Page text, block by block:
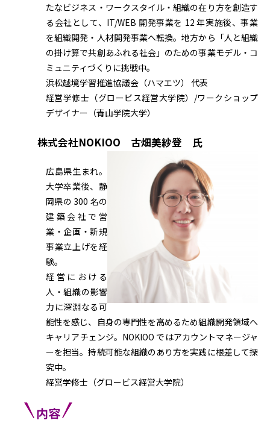
たなビジネス・ワークスタイル・組織の在り方を創造す
る会社として、IT/WEB 開発事業を 12 年実施後、事業
を組織開発・人材開発事業へ転換。地方から「人と組織
の掛け算で共創あふれる社会」のための事業モデル・コ
ミュニティづくりに挑戦中。
浜松越境学習推進協議会（ハマエツ） 代表
経営学修士（グロービス経営大学院）/ワークショップ
デザイナー（青山学院大学）
株式会社NOKIOO 古畑美紗登 氏
広島県生まれ。
大学卒業後、静
岡県の 300 名の
建築会社で営
業・企画・新規
事業立上げを経
験。
経営における
人・組織の影響
力に深淵なる可
能性を感じ、自身の専門性を高めるため組織開発領域へ
キャリアチェンジ。NOKIOO ではアカウントマネージャ
ーを担当。持続可能な組織のあり方を実践に根差して探
究中。
経営学修士（グロービス経営大学院）
内容